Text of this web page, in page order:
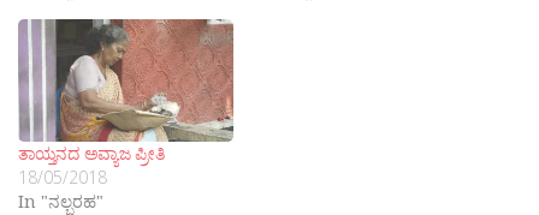
ತಾಯ್ತನದ ಅವ್ಯಾಜ ಪ್ರೀತಿ
18/05/2018
In "ನಲ್ಬರಹ"